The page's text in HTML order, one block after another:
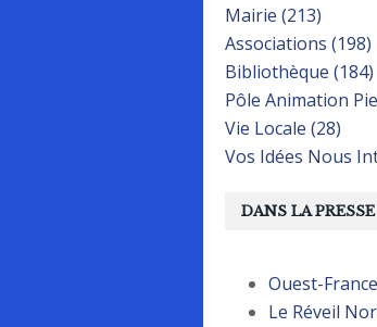
Mairie (213)
Associations (198)
Bibliothèque (184)
Pôle Animation
Vie Locale (28)
Vos Idées Nous
DANS LA PRESSE
Ouest-France
Le Réveil